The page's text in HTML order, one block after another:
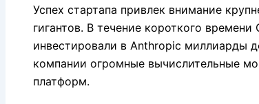
Успех стартапа привлек внимание
гигантов. В течение короткого
инвестировали в Anthropic миллиарды
компании огромные вычислительные
платформ.